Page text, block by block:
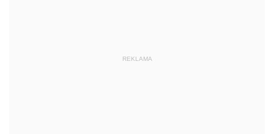
REKLAMA